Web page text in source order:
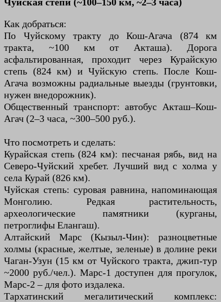
Как добраться:
По Чуйскому тракту до Кош-Агача (874 км
тракта, ~100 км от Акташа). Дорога
асфальтированная, проходит через Курайскую
степь (824 км) и Чуйскую степь. После Кош-
Агача возможны радиальные выезды (грунтовки,
нужен внедорожник).
Общественный транспорт: автобус Акташ–Кош-
Агач (2–3 часа, ~300–500 руб.).
Что посмотреть и сделать:
Курайская степь (824 км): песчаная рябь, вид на
Северо-Чуйский хребет. Лучший вид с холма у
села Курай (826 км).
Чуйская степь: суровая равнина, напоминающая
Монголию. Редкая растительность,
археологические памятники (курганы,
петроглифы Елангаш).
Алтайский Марс (Кызыл-Чин): разноцветные
холмы (красные, желтые, зеленые) в долине реки
Чаган-Узун (15 км от Чуйского тракта, джип-тур
~2000 руб./чел.). Марс-1 доступен для прогулок,
Марс-2 – для фото издалека.
Тархатинский мегалитический комплекс: